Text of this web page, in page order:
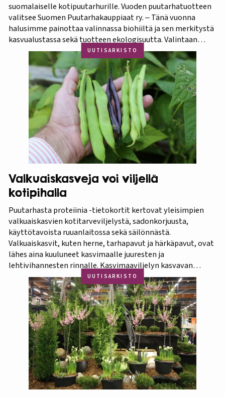
suomalaiselle kotipuutarhurille. Vuoden puutarhatuotteen
valitsee Suomen Puutarhakauppiaat ry. ‒ Tänä vuonna
halusimme painottaa valinnassa biohiiltä ja sen merkitystä
kasvualustassa sekä tuotteen ekologisuutta. Valintaan
vaikuttivat myös luonnonmukaisuus ja kotimaisuus.
Finaaliin päätyneet tuotteet olivat kaikki biohiilipohjaisia.
Kilpailu oli tasainen, mutta Biolan Istutusmulta antaa
ehdottomasti helpoimmin…
UUTISARKISTO
Valkuaiskasveja voi viljellä
kotipihalla
Puutarhasta proteiinia -tietokortit kertovat yleisimpien
valkuaiskasvien kotitarveviljelystä, sadonkorjuusta,
käyttötavoista ruuanlaitossa sekä säilönnästä.
Valkuaiskasvit, kuten herne, tarhapavut ja härkäpavut, ovat
lähes aina kuuluneet kasvimaalle juuresten ja
lehtivihannesten rinnalle. Kasvimaaviljelyn kasvavan
suosion myötä ravitsevien valkuaiskasvien osuutta
viljelykasveina kannattaa korostaa. Puutarhasta proteiinia -
tietokorttisarja on tarkoitettu kotipuutarhureille, jotka
ovat kiinnostuneita lisäämään kasvisproteiinien määrää
lautasellaan. Kotipuutarhassa voi viljellä monia
valkuaiskasveja,…
UUTISARKISTO